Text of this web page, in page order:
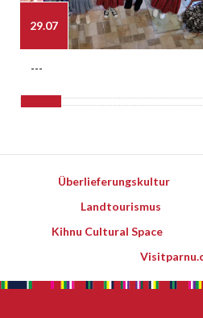
29.07
---
Überlieferungskultur
Landtourismus
Kihnu Cultural Space